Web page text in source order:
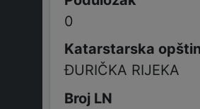
0
ĐURIČKA RIJEKA